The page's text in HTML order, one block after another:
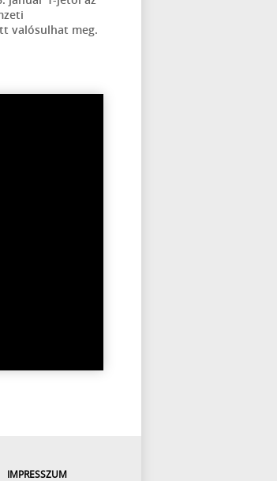
valósulhat meg.
IMPRESSZUM